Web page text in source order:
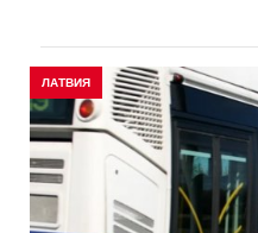
ЛАТВИЯ